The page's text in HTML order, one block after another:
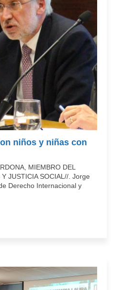
niños y niñas con
MIEMBRO DEL
JUSTICIA SOCIAL//. Jorge
Derecho Internacional y